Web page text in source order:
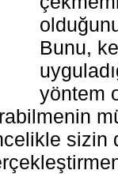
Bunu,
yöntem
sizin